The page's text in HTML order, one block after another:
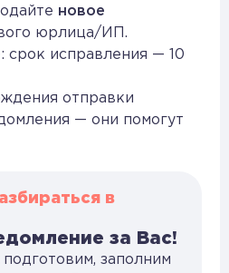
новое
юрлица/ИП.
срок исправления — 10
отправки
— они помогут
в
за Вас!
заполним